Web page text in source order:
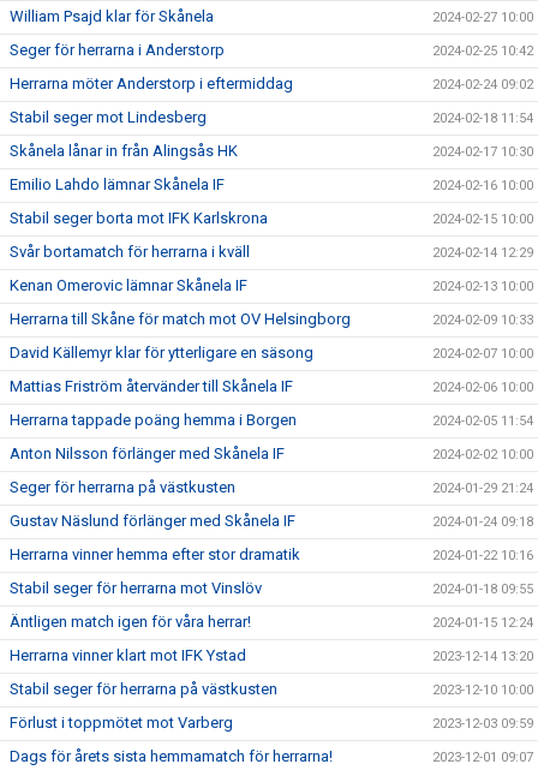
William Psajd klar för Skånela 2024-02-27 10:00
Seger för herrarna i Anderstorp 2024-02-25 10:42
Herrarna möter Anderstorp i eftermiddag 2024-02-24 09:02
Stabil seger mot Lindesberg 2024-02-18 11:54
Skånela lånar in från Alingsås HK 2024-02-17 10:30
Emilio Lahdo lämnar Skånela IF 2024-02-16 10:00
Stabil seger borta mot IFK Karlskrona 2024-02-15 10:00
Svår bortamatch för herrarna i kväll 2024-02-14 12:29
Kenan Omerovic lämnar Skånela IF 2024-02-13 10:00
Herrarna till Skåne för match mot OV Helsingborg 2024-02-09 10:33
David Källemyr klar för ytterligare en säsong 2024-02-07 10:00
Mattias Friström återvänder till Skånela IF 2024-02-06 10:00
Herrarna tappade poäng hemma i Borgen 2024-02-05 11:54
Anton Nilsson förlänger med Skånela IF 2024-02-02 10:00
Seger för herrarna på västkusten 2024-01-29 21:24
Gustav Näslund förlänger med Skånela IF 2024-01-24 09:18
Herrarna vinner hemma efter stor dramatik 2024-01-22 10:16
Stabil seger för herrarna mot Vinslöv 2024-01-18 09:55
Äntligen match igen för våra herrar! 2024-01-15 12:24
Herrarna vinner klart mot IFK Ystad 2023-12-14 13:20
Stabil seger för herrarna på västkusten 2023-12-10 10:00
Förlust i toppmötet mot Varberg 2023-12-03 09:59
Dags för årets sista hemmamatch för herrarna! 2023-12-01 09:07